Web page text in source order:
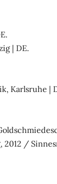
| DE.
Karlsruhe |
/